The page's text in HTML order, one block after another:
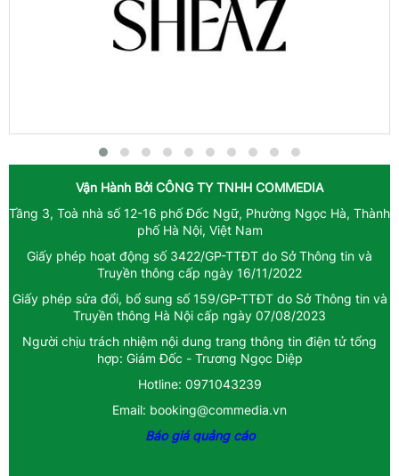
Vận Hành Bởi CÔNG TY TNHH COMMEDIA
Tầng 3, Toà nhà số 12-16 phố Đốc Ngữ, Phường Ngọc Hà, Thành
phố Hà Nội, Việt Nam
Giấy phép hoạt động số 3422/GP-TTĐT do Sở Thông tin và
Truyền thông cấp ngày 16/11/2022
Giấy phép sửa đổi, bổ sung số 159/GP-TTĐT do Sở Thông tin và
Truyền thông Hà Nội cấp ngày 07/08/2023
Người chịu trách nhiệm nội dung trang thông tin điện tử tổng
hợp: Giám Đốc - Trương Ngọc Diệp
Hotline: 0971043239
Email: booking@commedia.vn
Báo giá quảng cáo